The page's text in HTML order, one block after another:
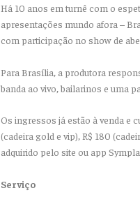
Há 10 anos em turnê com o
apresentações mundo afora –
com participação no show de
Para Brasília, a produtora
banda ao vivo, bailarinos e uma
Os ingressos já estão à venda e
(cadeira gold e vip), R$ 180
adquirido pelo site ou app
Serviço